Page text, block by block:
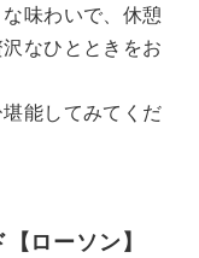
味わいで、休憩
なひとときをお
能してみてくだ
ローソン】